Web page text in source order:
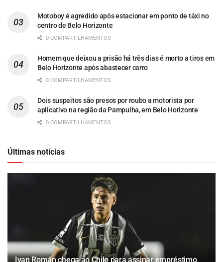
Motoboy é agredido após estacionar em ponto de táxi no
centro de Belo Horizonte
0 COMPARTILHAMENTOS
Homem que deixou a prisão há três dias é morto a tiros em
Belo Horizonte após abastecer carro
0 COMPARTILHAMENTOS
Dois suspeitos são presos por roubo a motorista por
aplicativo na região da Pampulha, em Belo Horizonte
0 COMPARTILHAMENTOS
Últimas notícias
Ivan Román chega ao Chile para assinar empréstimo